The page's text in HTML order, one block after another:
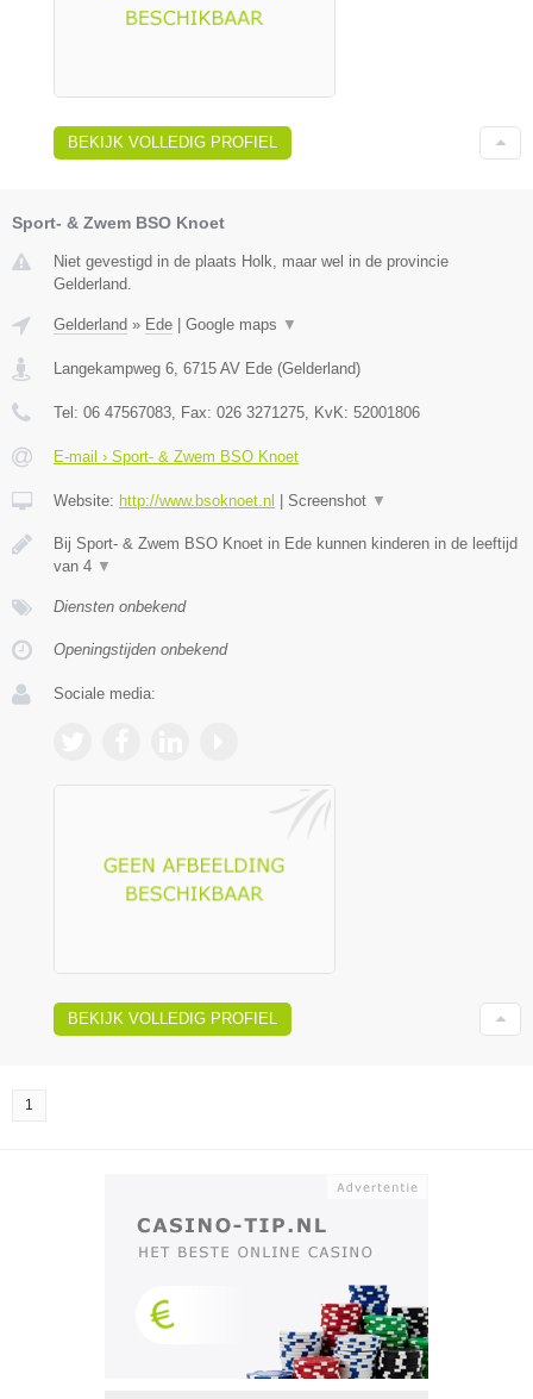
BEKIJK VOLLEDIG PROFIEL
Sport- & Zwem BSO Knoet
Niet gevestigd in de plaats Holk, maar wel in de provincie
Gelderland.
Gelderland » Ede Google maps ▼
Langekampweg 6, 6715 AV Ede (Gelderland)
Tel: 06 47567083, Fax: 026 3271275, KvK: 52001806
E-mail › Sport- & Zwem BSO Knoet
Website: http://www.bsoknoet.nl Screenshot ▼
Bij Sport- & Zwem BSO Knoet in Ede kunnen kinderen in de leeftijd
van 4 ▼
Diensten onbekend
Openingstijden onbekend
Sociale media:
BEKIJK VOLLEDIG PROFIEL
1